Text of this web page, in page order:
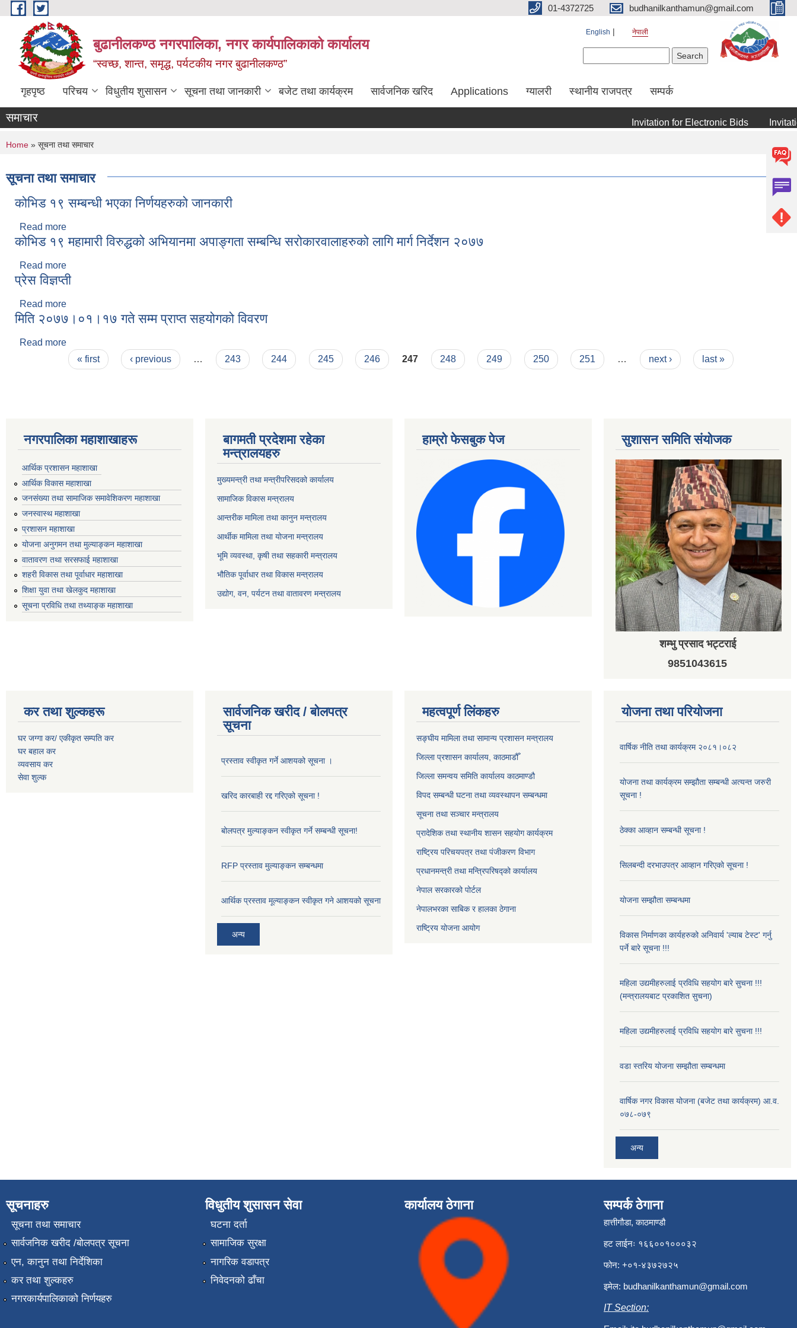
Skip to main content 01-4372725 budhanilkanthamun@gmail.com
बुढानीलकण्ठ नगरपालिका, नगर कार्यपालिकाको कार्यालय
“स्वच्छ, शान्त, समृद्ध, पर्यटकीय नगर बुढानीलकण्ठ”
English नेपाली
गृहपृष्ठ परिचय विधुतीय शुसासन सूचना तथा जानकारी बजेट तथा कार्यक्रम सार्वजनिक खरिद Applications ग्यालरी स्थानीय राजपत्र सम्पर्क
समाचार Invitation for Electronic Bids
You are here
Home » सूचना तथा समाचार
सूचना तथा समाचार
कोभिड १९ सम्बन्धी भएका निर्णयहरुको जानकारी
Read more
कोभिड १९ महामारी विरुद्धको अभियानमा अपाङ्गता सम्बन्धि सरोकारवालाहरुको लागि मार्ग निर्देशन २०७७
Read more
प्रेस विज्ञप्ती
Read more
मिति २०७७।०१।१७ गते सम्म प्राप्त सहयोगको विवरण
Read more
« first ‹ previous … 243 244 245 246 247 248 249 250 251 … next › last »
नगरपालिका महाशाखाहरू
आर्थिक प्रशासन महाशाखा
आर्थिक विकास महाशाखा
जनसंख्या तथा सामाजिक समावेशिकरण महाशाखा
जनस्वास्थ महाशाखा
प्रशासन महाशाखा
योजना अनुगमन तथा मुल्याङ्कन महाशाखा
वातावरण तथा सरसफाई महाशाखा
शहरी विकास तथा पूर्वाधार महाशाखा
शिक्षा युवा तथा खेलकुद महाशाखा
सूचना प्रविधि तथा तथ्याङ्क महाशाखा
बागमती प्रदेशमा रहेका
मन्त्रालयहरु
मुख्यमन्त्री तथा मन्त्रीपरिसदको कार्यालय
सामाजिक विकास मन्त्रालय
आन्तरीक मामिला तथा कानुन मन्त्रालय
आर्थीक मामिला तथा योजना मन्त्रालय
भूमि व्यवस्था, कृषी तथा सहकारी मन्त्रालय
भौतिक पूर्वाधार तथा विकास मन्त्रालय
उद्योग, वन, पर्यटन तथा वातावरण मन्त्रालय
हाम्रो फेसबुक पेज सुशासन समिति संयोजक
शम्भु प्रसाद भट्टराई
9851043615
कर तथा शुल्कहरू
घर जग्गा कर/ एकीकृत सम्पति कर
घर बहाल कर
व्यवसाय कर
सेवा शुल्क
सार्वजनिक खरीद / बोलपत्र
सूचना
प्रस्ताव स्वीकृत गर्ने आशयको सूचना ।
खरिद कारबाही रद्द गरिएको सूचना !
बोलपत्र मुल्याङ्कन स्वीकृत गर्ने सम्बन्धी सूचना!
RFP प्रस्ताव मुल्याङ्कन सम्बन्धमा
आर्थिक प्रस्ताव मूल्याङ्कन स्वीकृत गने आशयको सूचना
अन्य
महत्वपूर्ण लिंकहरु
सङ्‍घीय मामिला तथा सामान्य प्रशासन मन्त्रालय
जिल्ला प्रशासन कार्यालय, काठमाडौँ
जिल्ला समन्वय समिति कार्यालय काठमाण्ड‌ौ
विपद सम्बन्धी घटना तथा व्यवस्थापन सम्बन्धमा
सूचना तथा सञ्चार मन्त्रालय
प्रादेशिक तथा स्थानीय शासन सहयोग कार्यक्रम
राष्ट्रिय परिचयपत्र तथा पंजीकरण विभाग
प्रधानमन्त्री तथा मन्त्रिपरिषद्को कार्यालय
नेपाल सरकारको पोर्टल
नेपालभरका साबिक र हालका ठेगाना
राष्ट्रिय योजना आयोग
योजना तथा परियोजना
वार्षिक नीति तथा कार्यक्रम २०८१।०८२
योजना तथा कार्यक्रम सम्झौता सम्बन्धी अत्यन्त जरुरी
सूचना !
ठेक्का आव्हान सम्बन्धी सूचना !
सिलबन्दी दरभाउपत्र आव्हान गरिएको सूचना !
योजना सम्झौता सम्बन्धमा
विकास निर्माणका कार्यहरुको अनिवार्य 'ल्याब टेस्ट' गर्नु
पर्ने बारे सूचना !!!
महिला उद्यमीहरुलाई प्रविधि सहयोग बारे सुचना !!!
(मन्त्रालयबाट प्रकाशित सुचना)
महिला उद्यमीहरुलाई प्रविधि सहयोग बारे सुचना !!!
वडा स्तरिय योजना सम्झौता सम्बन्धमा
वार्षिक नगर विकास योजना (बजेट तथा कार्यक्रम) आ.व.
०७८-०७९
अन्य
सूचनाहरु
सूचना तथा समाचार
सार्वजनिक खरीद /बोलपत्र सूचना
एन, कानुन तथा निर्देशिका
कर तथा शुल्कहरु
नगरकार्यपालिकाको निर्णयहरु
विधुतीय शुसासन सेवा
घटना दर्ता
सामाजिक सुरक्षा
नागरिक वडापत्र
निवेदनको ढाँचा
कार्यालय ठेगाना सम्पर्क ठेगाना
हात्तीगौडा, काठमाण्डौ
हट लाईनः १६६००१०००३२
फोन: +०१-४३७२७२५
इमेल: budhanilkanthamun@gmail.com
IT Section: